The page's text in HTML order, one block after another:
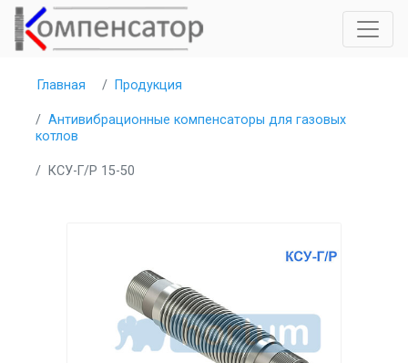
Главная Продукция
Антивибрационные компенсаторы для газовых
котлов
КСУ-Г/P 15-50